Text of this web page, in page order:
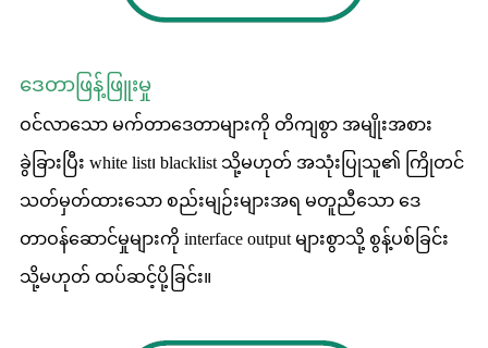
ဒေတာဖြန့်ဖြူးမှု
ဝင်လာသော မက်တာဒေတာများကို တိကျစွာ အမျိုးအစား
ခွဲခြားပြီး white list၊ blacklist သို့မဟုတ် အသုံးပြုသူ၏ ကြိုတင်
သတ်မှတ်ထားသော စည်းမျဉ်းများအရ မတူညီသော ဒေ
တာဝန်ဆောင်မှုများကို interface output များစွာသို့ စွန့်ပစ်ခြင်း
သို့မဟုတ် ထပ်ဆင့်ပို့ခြင်း။